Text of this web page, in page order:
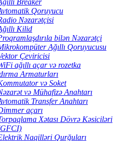
Breaker
Qoruyucu
Nəzarətçisi
Kilid
bilən Nəzarətçi
Ağıllı Qoruyucusu
Çeviricisi
ağıllı açar və rozetka
Armaturları
və Soket
və Mühafizə Anahtarı
Transfer Anahtarı
açarı
Xətası Dövrə Kəsiciləri
Naqilləri Qurğuları